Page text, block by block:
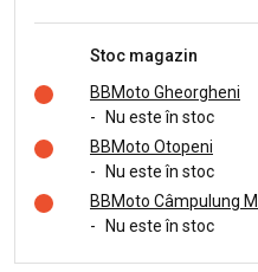
Stoc magazin
BBMoto Gheorgheni
- Nu este în stoc
BBMoto Otopeni
- Nu este în stoc
BBMoto Câmpulung M.
- Nu este în stoc